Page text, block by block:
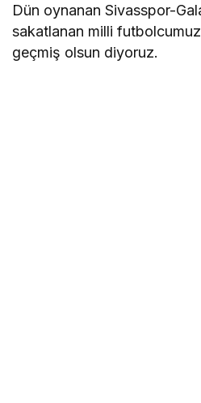
Dün oynanan Sivasspor-
sakatlanan milli futbolcumuz
geçmiş olsun diyoruz.